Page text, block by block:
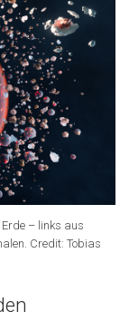
– links aus
Credit: Tobias